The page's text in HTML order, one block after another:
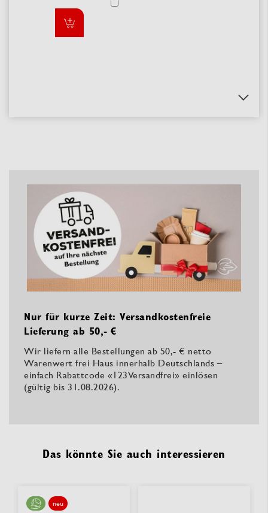
Nur für kurze Zeit: Versandkostenfreie
Lieferung ab 50,- €
Wir liefern alle Bestellungen ab 50,- € netto
Warenwert frei Haus innerhalb Deutschlands –
einfach Rabattcode «123Versandfrei» einlösen
(gültig bis 31.08.2026).
Das könnte Sie auch interessieren
neu